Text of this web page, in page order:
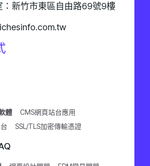
：新竹市東區自由路69號9樓
體
CMS網頁站台應用
SSL/TLS加密傳輸憑證